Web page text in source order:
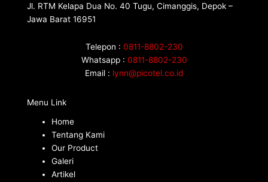
Jl. RTM Kelapa Dua No. 40 Tugu, Cimanggis, Depok –
Jawa Barat 16951
Telepon : 0811-8802-230
Whatsapp : 0811-8802-230
Email : lynn@picotel.co.id
Menu Link
Home
Tentang Kami
Our Product
Galeri
Artikel